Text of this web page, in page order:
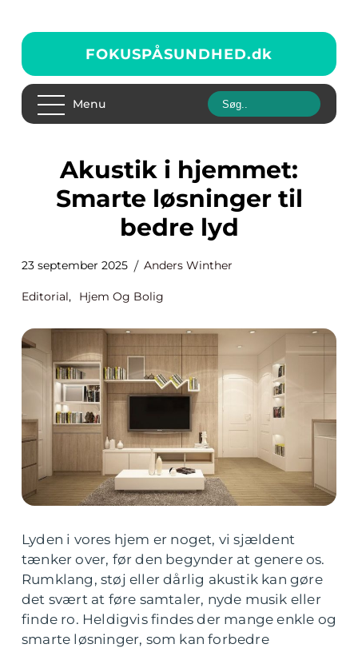
FOKUSPÅSUNDHED.dk
Menu
Akustik i hjemmet:
Smarte løsninger til
bedre lyd
23 september 2025 Anders Winther
Editorial, Hjem Og Bolig
Lyden i vores hjem er noget, vi sjældent
tænker over, før den begynder at genere os.
Rumklang, støj eller dårlig akustik kan gøre
det svært at føre samtaler, nyde musik eller
finde ro. Heldigvis findes der mange enkle og
smarte løsninger, som kan forbedre